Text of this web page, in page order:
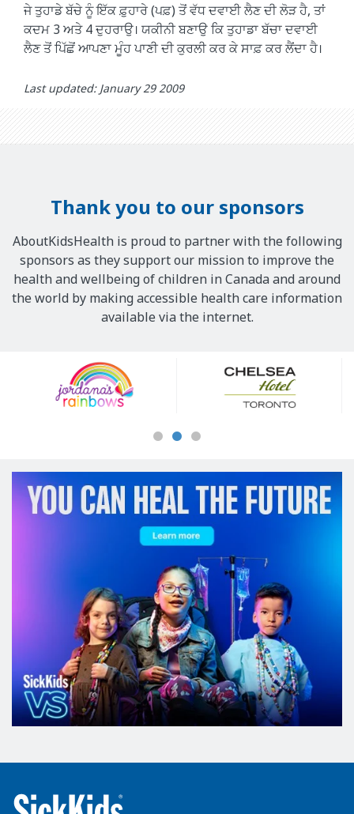
ਜੇ ਤੁਹਾਡੇ ਬੱਚੇ ਨੂੰ ਇੱਕ ਫ਼ੁਹਾਰੇ (ਪਫ਼) ਤੋਂ ਵੱਧ ਦਵਾਈ ਲੈਣ ਦੀ ਲੋੜ ਹੈ, ਤਾਂ
ਕਦਮ 3 ਅਤੇ 4 ਦੁਹਰਾਉ। ਯਕੀਨੀ ਬਣਾਉ ਕਿ ਤੁਹਾਡਾ ਬੱਚਾ ਦਵਾਈ
ਲੈਣ ਤੋਂ ਪਿੱਛੋਂ ਆਪਣਾ ਮੂੰਹ ਪਾਣੀ ਦੀ ਕੁਰਲੀ ਕਰ ਕੇ ਸਾਫ਼ ਕਰ ਲੈਂਦਾ ਹੈ।
Last updated: January 29 2009
Thank you to our sponsors
AboutKidsHealth is proud to partner with the following
sponsors as they support our mission to improve the
health and wellbeing of children in Canada and around
the world by making accessible health care information
available via the internet.
Sponsors